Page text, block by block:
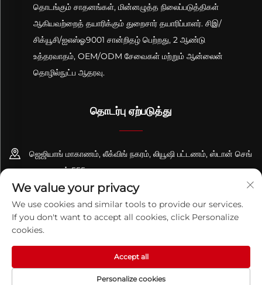
தொடங்கும் சாதனங்கள், மின்னழுத்த நிலைப்படுத்திகள்
ஆகியவற்றைத் தயாரிக்கும் துறைசார் தயாரிப்பாளர். சிஇ/
சிக்யூசி/ஐஎஸ்ஓ9001 சான்றிதழ் பெற்றது, 2 ஆண்டு
உத்தரவாதம், OEM/ODM சேவைகள் மற்றும் ஆன்லைன்
தொழில்நுட்ப ஆதரவு.
தொடர்பு ஏற்படுத்து
ஜெஜியாங் மாகாணம், லீக்விங் நகரம், லியூஷி பட்டணம், ஸ்டான் செங்
சாலை, எண் 555
+86-13695814656
[email protected]
காப்புரிமை © 2026 செஜியாங் பிகுவான் தொழில்நுட்பம் கோ., லிட். அனைத்து
உரிமைகளும் பாதுகாக்கப்பட்டவை. தனியுரிமைக் கொள்கை
We value your privacy
We use cookies and similar tools to provide our services.
If you don't want to accept all cookies, click Personalize
cookies.
Personalize cookies
Accept all